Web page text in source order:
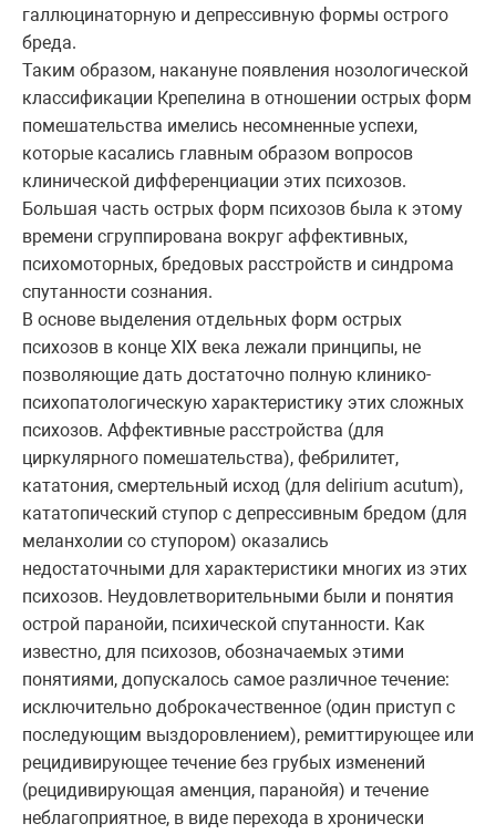
галлюцинаторную и депрессивную формы острого
бреда.
Таким образом, накануне появления нозологической
классификации Крепелина в отношении острых форм
помешательства имелись несомненные успехи,
которые касались главным образом вопросов
клинической дифференциации этих психозов.
Большая часть острых форм психозов была к этому
времени сгруппирована вокруг аффективных,
психомоторных, бредовых расстройств и синдрома
спутанности сознания.
В основе выделения отдельных форм острых
психозов в конце XIX века лежали принципы, не
позволяющие дать достаточно полную клинико-
психопатологическую характеристику этих сложных
психозов. Аффективные расстройства (для
циркулярного помешательства), фебрилитет,
кататония, смертельный исход (для delirium acutum),
кататопический ступор с депрессивным бредом (для
меланхолии со ступором) оказались
недостаточными для характеристики многих из этих
психозов. Неудовлетворительными были и понятия
острой паранойи, психической спутанности. Как
известно, для психозов, обозначаемых этими
понятиями, допускалось самое различное течение:
исключительно доброкачественное (один приступ с
последующим выздоровлением), ремиттирующее или
рецидивирующее течение без грубых изменений
(рецидивирующая аменция, паранойя) и течение
неблагоприятное, в виде перехода в хронически